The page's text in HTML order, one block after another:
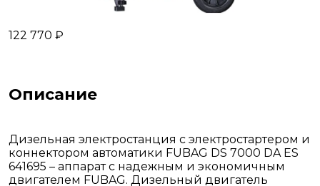
122 770 ₽
Описание
Дизельная электростанция с электростартером и
коннектором автоматики FUBAG DS 7000 DA ES
641695 – аппарат с надежным и экономичным
двигателем FUBAG. Дизельный двигатель